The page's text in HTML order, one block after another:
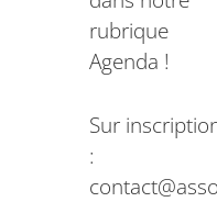
rubrique
Agenda !
Sur
: